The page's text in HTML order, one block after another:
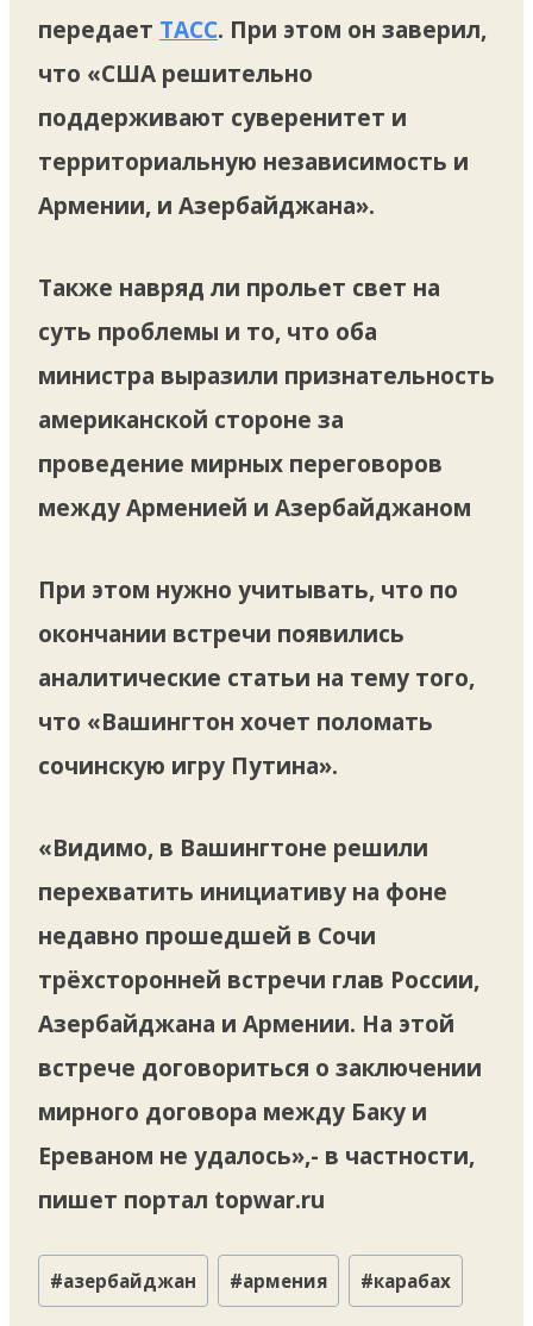
передает ТАСС. При этом он заверил,
что «США решительно
поддерживают суверенитет и
территориальную независимость и
Армении, и Азербайджана».
Также навряд ли прольет свет на
суть проблемы и то, что оба
министра выразили признательность
американской стороне за
проведение мирных переговоров
между Арменией и Азербайджаном
При этом нужно учитывать, что по
окончании встречи появились
аналитические статьи на тему того,
что «Вашингтон хочет поломать
сочинскую игру Путина».
«Видимо, в Вашингтоне решили
перехватить инициативу на фоне
недавно прошедшей в Сочи
трёхсторонней встречи глав России,
Азербайджана и Армении. На этой
встрече договориться о заключении
мирного договора между Баку и
Ереваном не удалось»,- в частности,
пишет портал topwar.ru
Метки
записи:
#азербайджан #армения #карабах